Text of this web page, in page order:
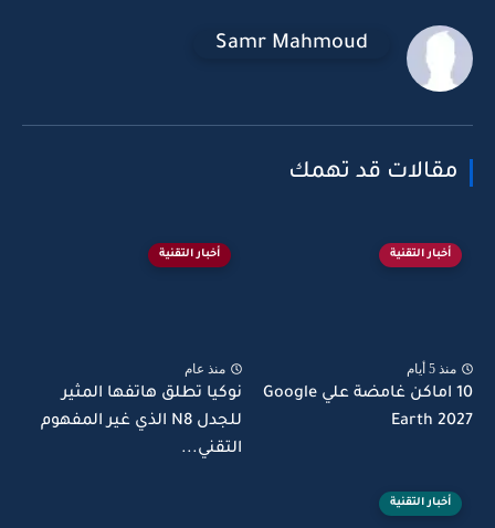
Samr Mahmoud
مقالات قد تهمك
أخبار التقنية
منذ 5 أيام
10 اماكن غامضة علي Google
Earth 2027
أخبار التقنية
منذ عام
نوكيا تطلق هاتفها المثير
للجدل N8 الذي غير المفهوم
التقني...
أخبار التقنية